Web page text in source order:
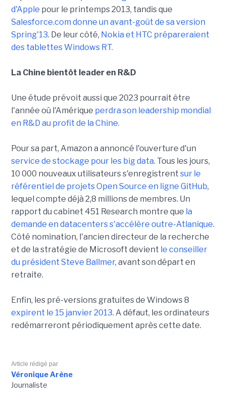
d'Apple pour le printemps 2013, tandis que
Salesforce.com donne un avant-goût de sa version
Spring'13. De leur côté, Nokia et HTC prépareraient
des tablettes Windows RT.
La Chine bientôt leader en R&D
Une étude prévoit aussi que 2023 pourrait être
l'année où l'Amérique perdra son leadership mondial
en R&D au profit de la Chine.
Pour sa part, Amazon a annoncé l'ouverture d'un
service de stockage pour les big data. Tous les jours,
10 000 nouveaux utilisateurs s'enregistrent sur le
référentiel de projets Open Source en ligne GitHub,
lequel compte déjà 2,8 millions de membres. Un
rapport du cabinet 451 Research montre que la
demande en datacenters s'accélère outre-Atlanique.
Côté nomination, l'ancien directeur de la recherche
et de la stratégie de Microsoft devient le conseiller
du président Steve Ballmer, avant son départ en
retraite.
Enfin, les pré-versions gratuites de Windows 8
expirent le 15 janvier 2013. A défaut, les ordinateurs
redémarreront périodiquement après cette date.
Article rédigé par
Véronique Arène
Journaliste